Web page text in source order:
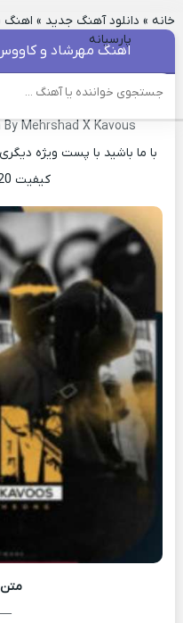
پارسیانه
خانه» دانلود آهنگ جدید » اهنگ
اهنگ مهرشاد و
دانلود آهنگ
Mehrshad X Kavous
با ما باشید با پست ویژه
کیفیت 320 و 128 + متن